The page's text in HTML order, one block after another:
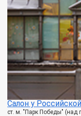
Салон у
ст. м. "Парк Победы"